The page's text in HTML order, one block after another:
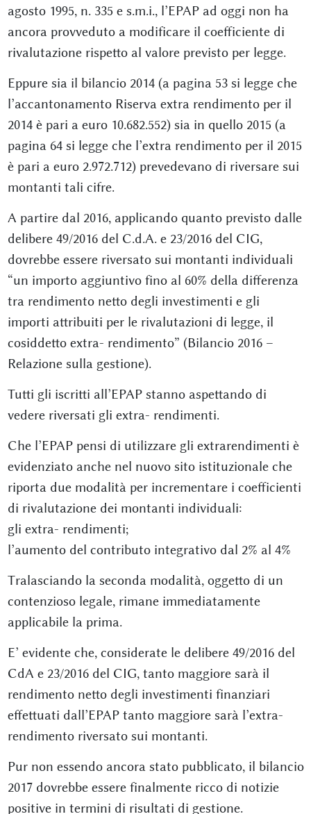
agosto 1995, n. 335 e s.m.i., l’EPAP ad oggi non ha
ancora provveduto a modificare il coefficiente di
rivalutazione rispetto al valore previsto per legge.
Eppure sia il bilancio 2014 (a pagina 53 si legge che
l’accantonamento Riserva extra rendimento per il
2014 è pari a euro 10.682.552) sia in quello 2015 (a
pagina 64 si legge che l’extra rendimento per il 2015
è pari a euro 2.972.712) prevedevano di riversare sui
montanti tali cifre.
A partire dal 2016, applicando quanto previsto dalle
delibere 49/2016 del C.d.A. e 23/2016 del CIG,
dovrebbe essere riversato sui montanti individuali
“un importo aggiuntivo fino al 60% della differenza
tra rendimento netto degli investimenti e gli
importi attribuiti per le rivalutazioni di legge, il
cosiddetto extra- rendimento” (Bilancio 2016 –
Relazione sulla gestione).
Tutti gli iscritti all’EPAP stanno aspettando di
vedere riversati gli extra- rendimenti.
Che l’EPAP pensi di utilizzare gli extrarendimenti è
evidenziato anche nel nuovo sito istituzionale che
riporta due modalità per incrementare i coefficienti
di rivalutazione dei montanti individuali:
gli extra- rendimenti;
l’aumento del contributo integrativo dal 2% al 4%
Tralasciando la seconda modalità, oggetto di un
contenzioso legale, rimane immediatamente
applicabile la prima.
E’ evidente che, considerate le delibere 49/2016 del
CdA e 23/2016 del CIG, tanto maggiore sarà il
rendimento netto degli investimenti finanziari
effettuati dall’EPAP tanto maggiore sarà l’extra-
rendimento riversato sui montanti.
Pur non essendo ancora stato pubblicato, il bilancio
2017 dovrebbe essere finalmente ricco di notizie
positive in termini di risultati di gestione.